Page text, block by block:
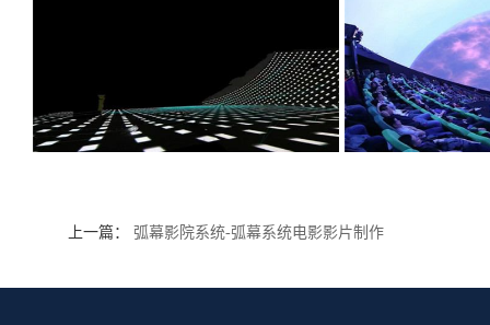
上一篇： 弧幕影院系统-弧幕系统电影影片制作